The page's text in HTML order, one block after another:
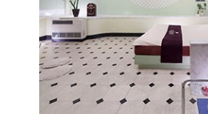
パステルグリーンをアクセン
雰囲気の空間